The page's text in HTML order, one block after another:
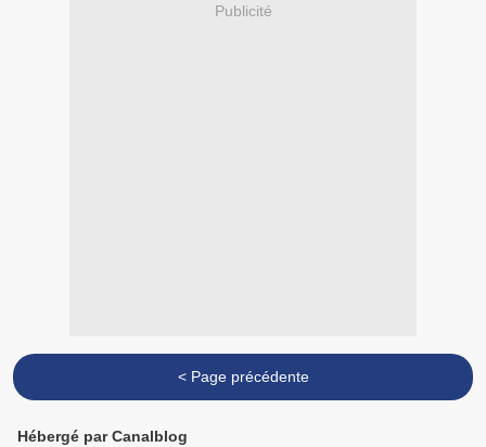
Publicité
< Page précédente
Hébergé par Canalblog